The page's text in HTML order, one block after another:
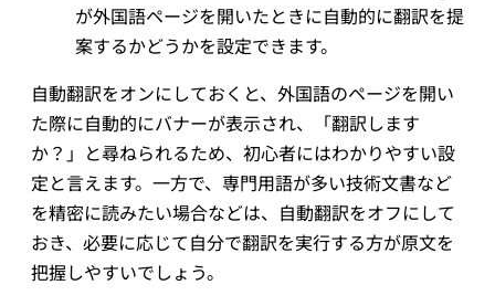
が外国語ページを開いたときに自動的に翻訳を提
案するかどうかを設定できます。
自動翻訳をオンにしておくと、外国語のページを開い
た際に自動的にバナーが表示され、「翻訳します
か？」と尋ねられるため、初心者にはわかりやすい設
定と言えます。一方で、専門用語が多い技術文書など
を精密に読みたい場合などは、自動翻訳をオフにして
おき、必要に応じて自分で翻訳を実行する方が原文を
把握しやすいでしょう。